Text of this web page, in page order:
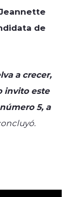
de
a crecer,
invito este
5, a